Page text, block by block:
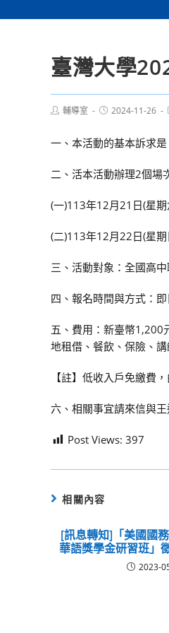
臺灣大學
Post輔導室
Post2024-11-26
一、本活動的基本訴求
二、活本活動辦理2個場
(一)113年12月21日(星期
(二)113年12月22日(星期
三、活動對象：全國高
四、報名時間與方式：
五、費用：新臺幣1,200
地租借、餐飲、保險、
【註】低收入戶免繳費
六、相關事宜請來信與
Post Views: 397
相關內容
[訊息轉知]「美國國
華語獎學金研習班」
2023-